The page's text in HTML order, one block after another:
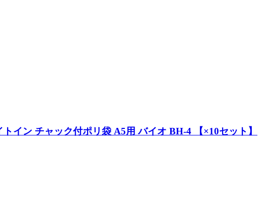
イン チャック付ポリ袋 A5用 バイオ BH-4 【×10セット】